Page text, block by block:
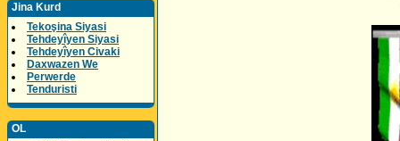
Jina Kurd
Tekoşina Siyasi
Tehdeyîyen Siyasi
Tehdeyîyen Civaki
Daxwazen We
Perwerde
Tenduristi
OL